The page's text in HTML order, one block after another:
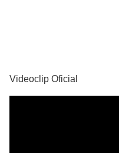
Videoclip Oficial